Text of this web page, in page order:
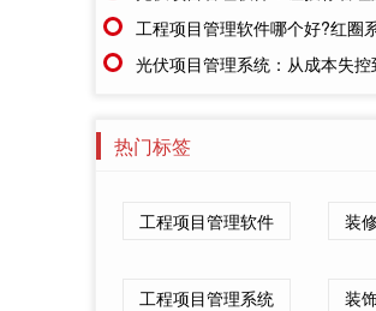
工程项目管理软件哪个好?红圈系统正在重
光伏项目管理系统：从成本失控到利润可
热门标签
工程项目管理软件 装
工程项目管理系统 装